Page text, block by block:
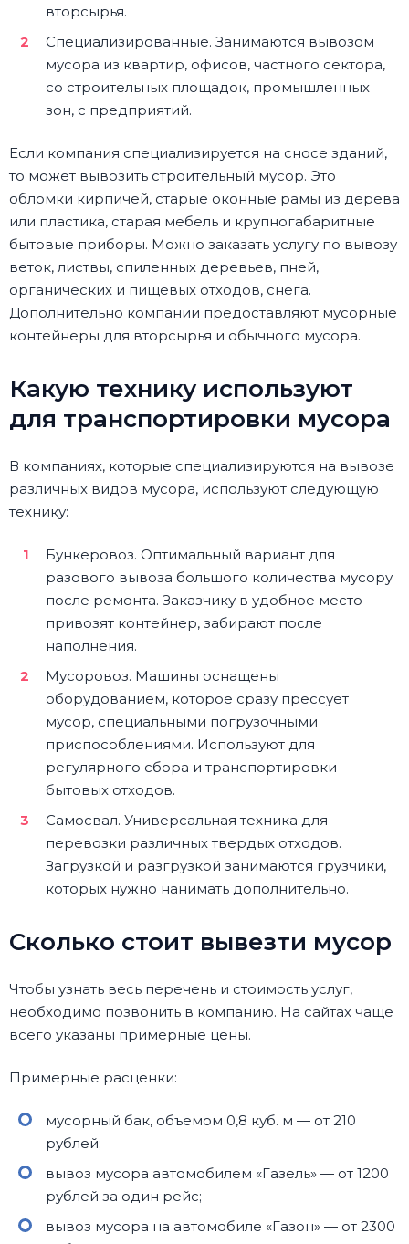
вторсырья.
Специализированные. Занимаются вывозом
мусора из квартир, офисов, частного сектора,
со строительных площадок, промышленных
зон, с предприятий.
Если компания специализируется на сносе зданий,
то может вывозить строительный мусор. Это
обломки кирпичей, старые оконные рамы из дерева
или пластика, старая мебель и крупногабаритные
бытовые приборы. Можно заказать услугу по вывозу
веток, листвы, спиленных деревьев, пней,
органических и пищевых отходов, снега.
Дополнительно компании предоставляют мусорные
контейнеры для вторсырья и обычного мусора.
Какую технику используют
для транспортировки мусора
В компаниях, которые специализируются на вывозе
различных видов мусора, используют следующую
технику:
Бункеровоз. Оптимальный вариант для
разового вывоза большого количества мусору
после ремонта. Заказчику в удобное место
привозят контейнер, забирают после
наполнения.
Мусоровоз. Машины оснащены
оборудованием, которое сразу прессует
мусор, специальными погрузочными
приспособлениями. Используют для
регулярного сбора и транспортировки
бытовых отходов.
Самосвал. Универсальная техника для
перевозки различных твердых отходов.
Загрузкой и разгрузкой занимаются грузчики,
которых нужно нанимать дополнительно.
Сколько стоит вывезти мусор
Чтобы узнать весь перечень и стоимость услуг,
необходимо позвонить в компанию. На сайтах чаще
всего указаны примерные цены.
Примерные расценки:
мусорный бак, объемом 0,8 куб. м — от 210
рублей;
вывоз мусора автомобилем «Газель» — от 1200
рублей за один рейс;
вывоз мусора на автомобиле «Газон» — от 2300